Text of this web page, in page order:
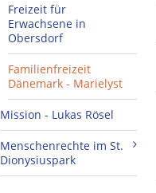
Freizeit für
Erwachsene in
Obersdorf
Familienfreizeit
Dänemark - Marielyst
Mission - Lukas Rösel
Menschenrechte im St.
Dionysiuspark